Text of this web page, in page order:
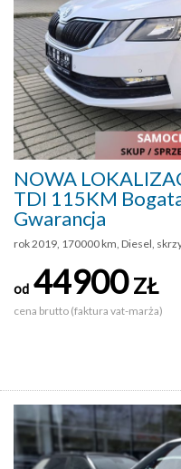
NOWA
TDI 115KM
Gwarancja
rok 2019, 170000 km, Diesel,
od 44900ZŁ
cena brutto (faktura vat-marża)